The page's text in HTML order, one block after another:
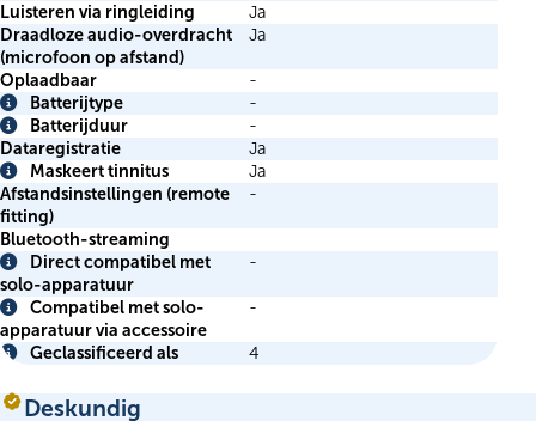
Info
Luisteren via ringleiding
Ja
Draadloze audio-overdracht
(microfoon op afstand)
Ja
Oplaadbaar -
Info
Batterijtype -
Info
Batterijduur
-
Dataregistratie
Ja
Info
Maskeert tinnitus
Ja
Afstandsinstellingen (remote
fitting)
-
Bluetooth-streaming
Info
Direct compatibel met
solo-apparatuur
-
Info
Compatibel met solo-
apparatuur via accessoire
-
Geclassificeerd als 4
Deskundig